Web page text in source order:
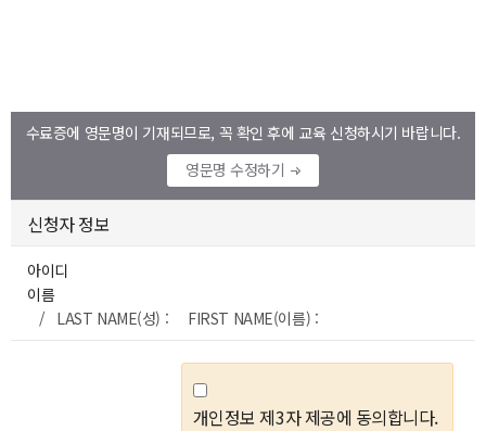
수료증에 영문명이 기재되므로, 꼭 확인 후에 교육 신청하시기 바랍니다.
영문명 수정하기
신청자 정보
아이디
이름
/ LAST NAME(성) : FIRST NAME(이름) :
개인정보 제3자 제공에 동의합니다.